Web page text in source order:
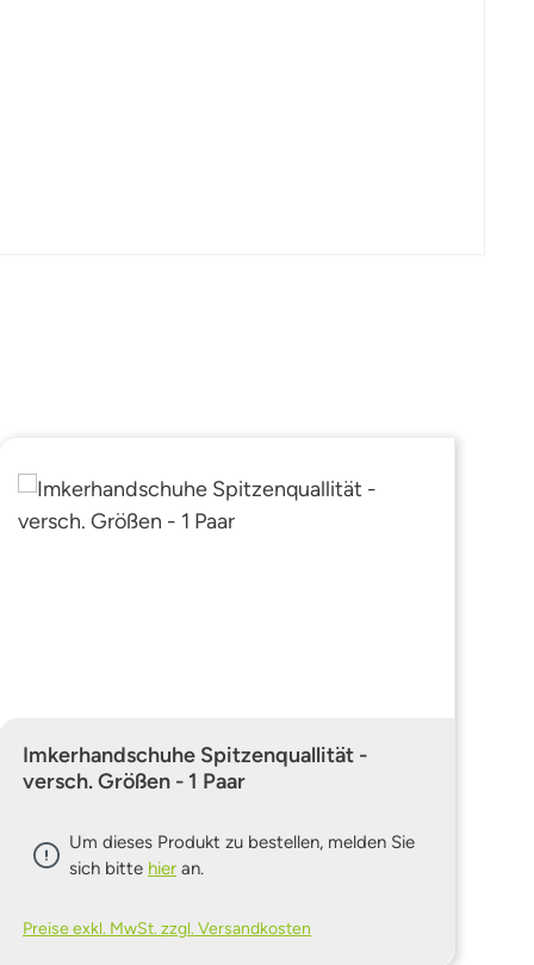
Imkerhandschuhe Spitzenquallität -
versch. Größen - 1 Paar
Um dieses Produkt zu bestellen, melden Sie
sich bitte hier an.
Preise exkl. MwSt. zzgl. Versandkosten